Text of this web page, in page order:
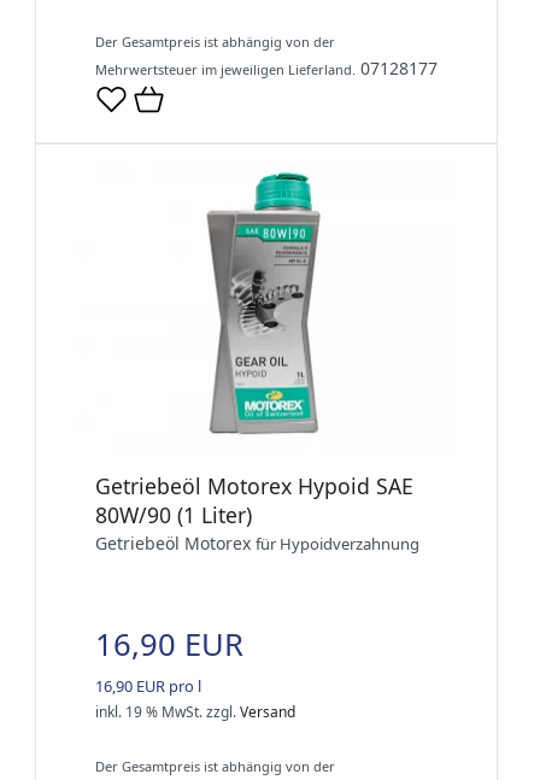
Der Gesamtpreis ist abhängig von der
Mehrwertsteuer im jeweiligen Lieferland. 07128177
Getriebeöl Motorex Hypoid SAE
80W/90 (1 Liter)
Getriebeöl Motorex für Hypoidverzahnung
16,90 EUR
16,90 EUR pro l
inkl. 19 % MwSt.zzgl.Versand
Der Gesamtpreis ist abhängig von der